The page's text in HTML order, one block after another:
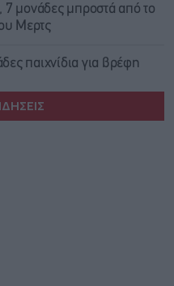
7 μονάδες μπροστά από το
Μερτς
παιχνίδια για βρέφη